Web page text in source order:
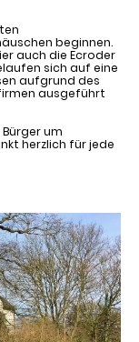
beginnen.
auch die Ecroder
sich auf eine
aufgrund des
ausgeführt
um
herzlich für jede